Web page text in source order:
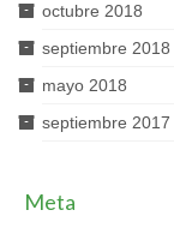
octubre 2018
septiembre 2018
mayo 2018
septiembre 2017
Meta